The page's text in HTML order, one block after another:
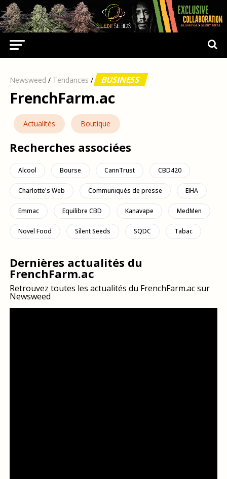
Newsweed / Tendances / BUSINESS
FrenchFarm.ac
Actualités Boutique
Recherches associées
Alcool Bourse CannTrust CBD420
Charlotte's Web Communiqués de presse EIHA
Emmac Equilibre CBD Kanavape MedMen
Novel Food Silent Seeds SQDC Tabac
Dernières actualités du
FrenchFarm.ac
Retrouvez toutes les actualités du FrenchFarm.ac sur
Newsweed